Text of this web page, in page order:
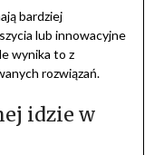
bardziej
lub innowacyjne
wynika to z
rozwiązań.
idzie w